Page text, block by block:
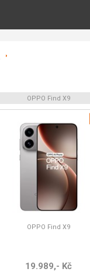
OPPO Find X9
OPPO Find X9
19.989,- Kč